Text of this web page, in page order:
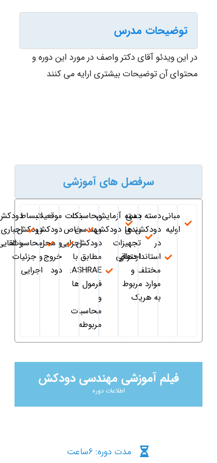
توضیحات مدرس
در این ویدئو آقای دکتر واصف در مورد این دوره و
محتوای آن توضیحات بیشتری ارایه می کنند
سرفصل های آموزشی
مبانی
اولیه
دسته بندی
دودکش ها
در
استانداردهای
مختلف و
موارد مربوط
به هریک
دسته
بندی
تجهیزات
احتراقی
آزمایش
دودکش
محاسبات
مهندسی
دودکش
مطابق با
ASHRAE:
فرمول ها
و
محاسبات
مربوطه
نکات
خاص
اجرایی
موقعیت
دودکش
و محل
خروج
دود
انبساط
دودکش:
محاسبات
و جزئیات
اجرایی
دودکش
اجباری
و القایی
فیلم آموزشی مهندسی دودکش
اطلاعات دوره
مدت دوره: 6ساعت